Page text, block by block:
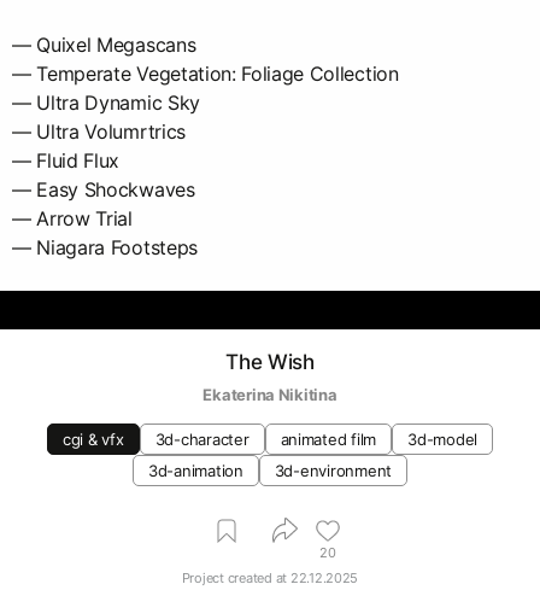
— Quixel Megascans
— Temperate Vegetation: Foliage Collection
— Ultra Dynamic Sky
— Ultra Volumrtrics
— Fluid Flux
— Easy Shockwaves
— Arrow Trial
— Niagara Footsteps
The Wish
Ekaterina Nikitina
cgi & vfx 3d-character animated film
3d-model
3d-animation
3d-environment
20
Project created at 22.12.2025